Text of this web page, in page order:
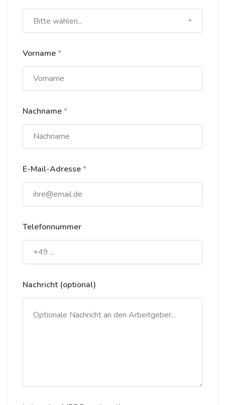
Bitte wählen...
Vorname*
Nachname*
E-Mail-Adresse*
Telefonnummer
Nachricht (optional)